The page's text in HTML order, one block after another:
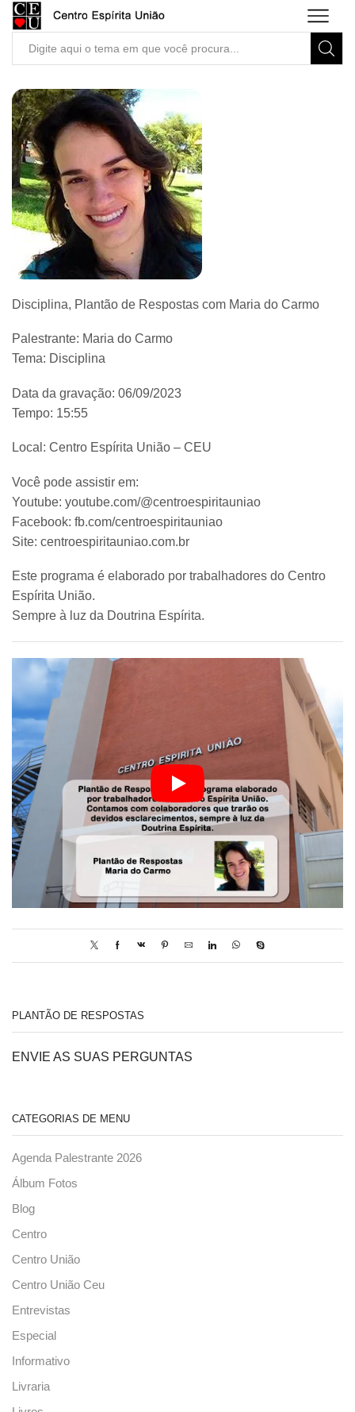
Search
Disciplina, Plantão de Respostas com Maria do Carmo
Palestrante: Maria do Carmo
Tema: Disciplina
Data da gravação: 06/09/2023
Tempo: 15:55
Local: Centro Espírita União – CEU
Você pode assistir em:
Youtube: youtube.com/@centroespiritauniao
Facebook: fb.com/centroespiritauniao
Site: centroespiritauniao.com.br
Este programa é elaborado por trabalhadores do Centro
Espírita União.
Sempre à luz da Doutrina Espírita.
PLANTÃO DE RESPOSTAS
ENVIE AS SUAS PERGUNTAS
CATEGORIAS DE MENU
Agenda Palestrante 2026
Álbum Fotos
Blog
Centro
Centro União
Centro União Ceu
Entrevistas
Especial
Informativo
Livraria